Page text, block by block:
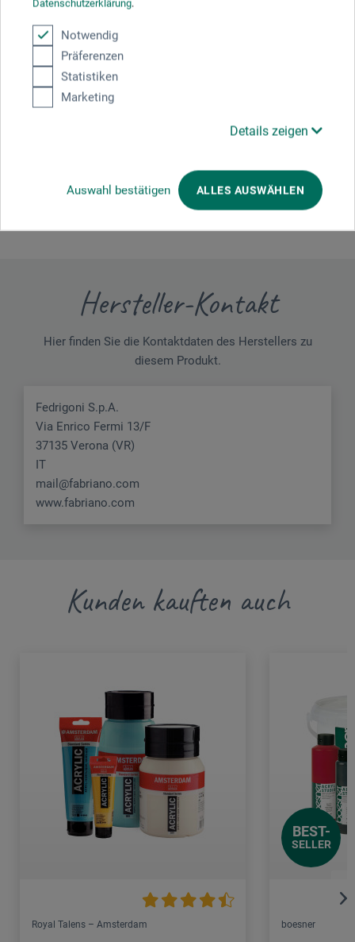
Datenschutzerklärung.
Notwendig
Präferenzen
Statistiken
Marketing
Details zeigen
Auswahl bestätigen ALLES AUSWÄHLEN
gemalt wirken. Negativ fällt jedoch auf, dass sich das
mittlerer Konsistenz merklich wellt.
Perfeckt
Produkt: Pittura Acr.-Gouachep.70x100cm - Fabriano fein 400g/m²
Alles gut vilen danke!!
Hersteller-Kontakt
Hier finden Sie die Kontaktdaten des Herstellers zu
diesem Produkt.
Fedrigoni S.p.A.
Via Enrico Fermi 13/F
37135 Verona (VR)
IT
mail@fabriano.com
www.fabriano.com
Kunden kauften auch
Royal Talens – Amsterdam
BEST-
SELLER
boesner